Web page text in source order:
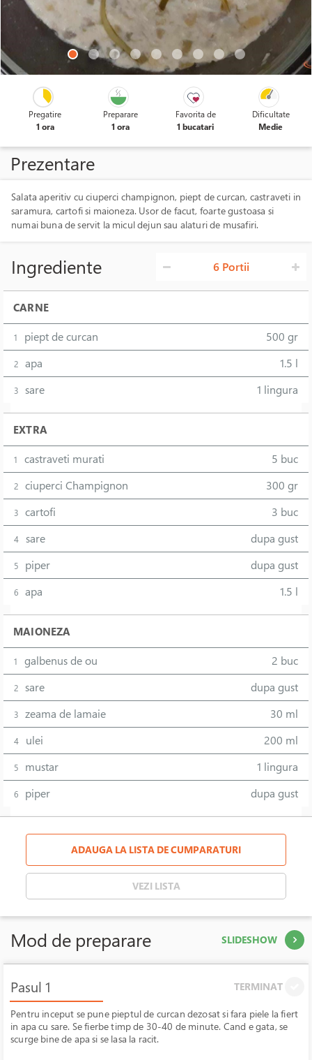
Pregatire
1 ora
Preparare
1 ora
Favorita de
1 bucatari
Dificultate
Medie
Prezentare
Salata aperitiv cu ciuperci champignon, piept de curcan, castraveti in
saramura, cartofi si maioneza. Usor de facut, foarte gustoasa si
numai buna de servit la micul dejun sau alaturi de musafiri.
Ingrediente 6 Portii
CARNE
1 piept de curcan 500 gr
2 apa 1.5 l
3 sare 1 lingura
EXTRA
1 castraveti murati 5 buc
2 ciuperci Champignon 300 gr
3 cartofi 3 buc
4 sare dupa gust
5 piper dupa gust
6 apa 1.5 l
MAIONEZA
1 galbenus de ou 2 buc
2 sare dupa gust
3 zeama de lamaie 30 ml
4 ulei 200 ml
5 mustar 1 lingura
6 piper dupa gust
ADAUGA LA LISTA DE CUMPARATURI
VEZI LISTA
Mod de preparare SLIDESHOW
Pasul 1 TERMINAT
Pentru inceput se pune pieptul de curcan dezosat si fara piele la fiert
in apa cu sare. Se fierbe timp de 30-40 de minute. Cand e gata, se
scurge bine de apa si se lasa la racit.